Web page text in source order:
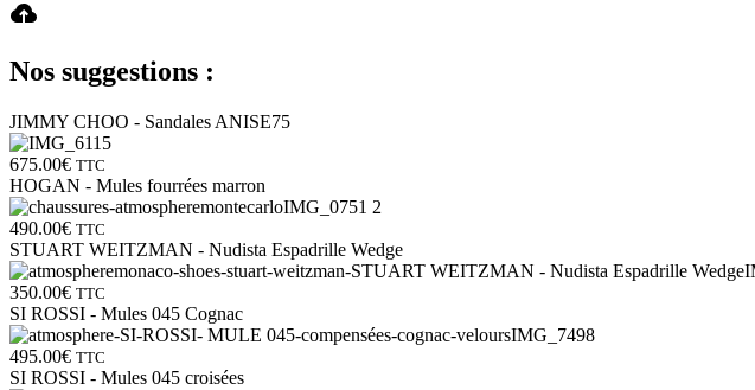
Nos suggestions :
JIMMY CHOO - Sandales ANISE75
675.00€ TTC
HOGAN - Mules fourrées marron
490.00€ TTC
STUART WEITZMAN - Nudista Espadrille Wedge
350.00€ TTC
SI ROSSI - Mules 045 Cognac
495.00€ TTC
SI ROSSI - Mules 045 croisées